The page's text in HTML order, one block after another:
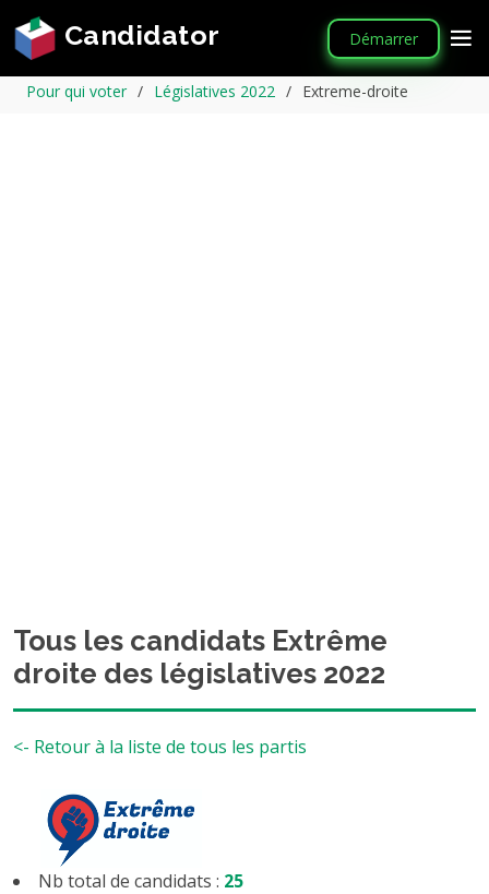
Candidator Démarrer
Pour qui voter Législatives 2022 Extreme-droite
Tous les candidats Extrême
droite des législatives 2022
<- Retour à la liste de tous les partis
Nb total de candidats : 25